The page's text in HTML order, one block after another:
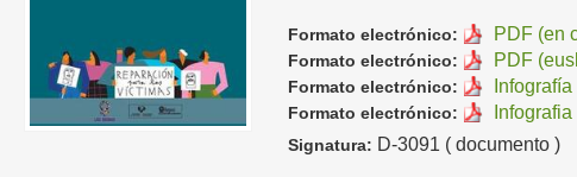
Formato electrónico: PDF (en
Formato electrónico: PDF
Formato electrónico:
Formato electrónico:
Signatura: D-3091 ( documento )